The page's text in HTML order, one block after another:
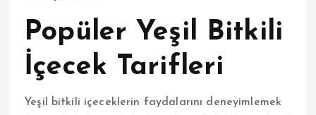
Popüler Yeşil Bitkili
İçecek Tarifleri
Yeşil bitkili içeceklerin faydalarını deneyimlemek